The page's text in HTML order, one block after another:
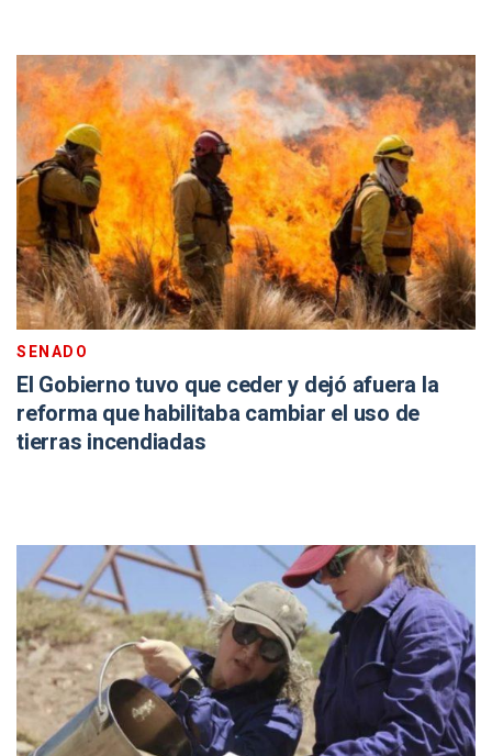
SENADO
El Gobierno tuvo que ceder y dejó afuera la
reforma que habilitaba cambiar el uso de
tierras incendiadas